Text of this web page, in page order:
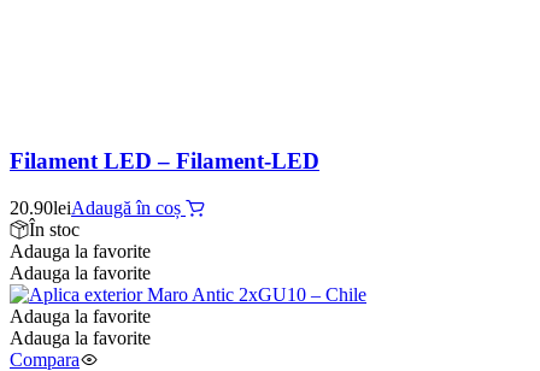
Filament LED – Filament-LED
20.90leiAdaugă în coș
În stoc
Adauga la favorite
Adauga la favorite
Adauga la favorite
Adauga la favorite
Compara